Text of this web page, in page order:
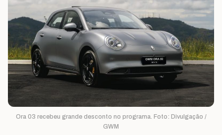
Ora 03 recebeu grande desconto no programa. Foto: Divulgação /
GWM